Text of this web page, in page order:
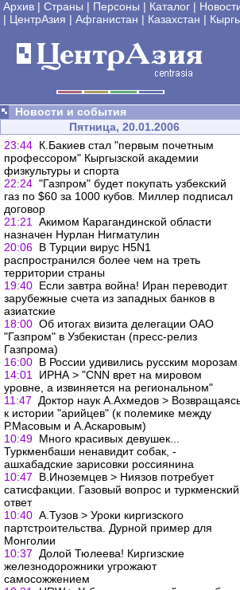
Архив | Страны | Персоны | Каталог |
| ЦентрАзия | Афганистан | Казахстан |
Новости и события
Пятница, 20.01.2006
23:44 К.Бакиев стал "первым почетным
профессором" Кыргызской академии
физкультуры и спорта
22:24 "Газпром" будет покупать узбекский
газ по $60 за 1000 кубов. Миллер подписал
договор
21:21
Акимом Карагандинской области
назначен Нурлан Нигматулин
20:06 В Турции вирус H5N1
распространился более чем на треть
территории страны
19:40 Если завтра война! Иран переводит
зарубежные счета из западных банков в
азиатские
18:00 Об итогах визита делегации ОАО
"Газпром" в Узбекистан (пресс-релиз
Газпрома)
16:00 В России удивились русским морозам
14:01
ИРНА > "CNN врет на мировом
уровне, а извиняется на региональном"
11:47
Доктор наук А.Ахмедов >
к истории "арийцев" (к полемике между
Р.Масовым и А.Аскаровым)
10:49 Много красивых девушек...
Туркменбаши ненавидит собак, -
ашхабадские зарисовки россиянина
10:47
В.Иноземцев > Ниязов потребует
сатисфакции. Газовый вопрос и туркменский
ответ
10:40 А.Тузов > Уроки киргизского
партстроительства. Дурной пример для
Монголии
10:37
Долой Тюлеева! Киргизские
железнодорожники угрожают
самосожжением